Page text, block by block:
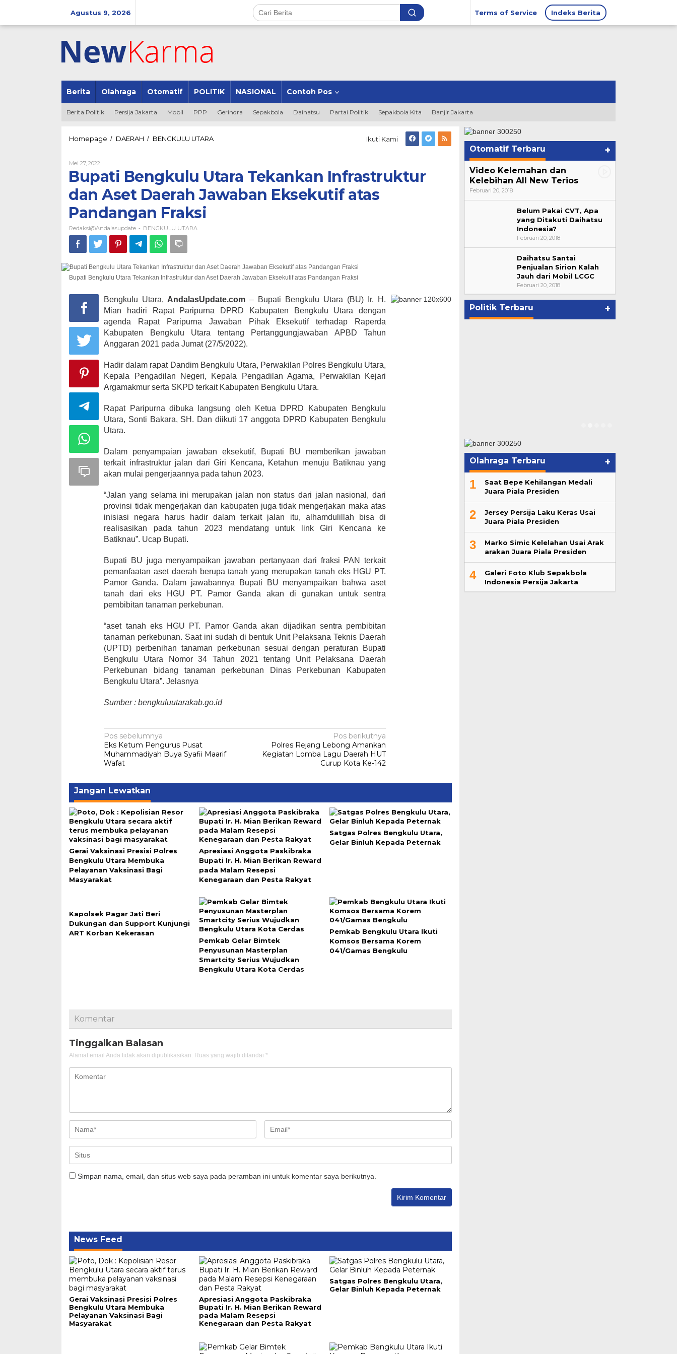
Agustus 9, 2026 Terms of Service Indeks Berita
Berita Olahraga Otomatif POLITIK NASIONAL Contoh Pos
Berita Politik Persija Jakarta Mobil PPP Gerindra Sepakbola Daihatsu Partai Politik Sepakbola Kita Banjir Jakarta
Homepage / DAERAH / BENGKULU UTARABupati
Infrastruktur
dan
Aset
Daerah
Ikuti Kami
Mei 27, 2022
Redaksi@andalasupdate
Bupati Bengkulu Utara Tekankan Infrastruktur
dan Aset Daerah Jawaban Eksekutif atas
Pandangan Fraksi
Redaksi@andalasupdate - BENGKULU UTARA
Bupati Bengkulu Utara Tekankan Infrastruktur dan Aset Daerah Jawaban Eksekutif atas Pandangan Fraksi
Bengkulu Utara, AndalasUpdate.com – Bupati Bengkulu Utara (BU) Ir. H.
Mian hadiri Rapat Paripurna DPRD Kabupaten Bengkulu Utara dengan
agenda Rapat Paripurna Jawaban Pihak Eksekutif terhadap Raperda
Kabupaten Bengkulu Utara tentang Pertanggungjawaban APBD Tahun
Anggaran 2021 pada Jumat (27/5/2022).
Hadir dalam rapat Dandim Bengkulu Utara, Perwakilan Polres Bengkulu Utara,
Kepala Pengadilan Negeri, Kepala Pengadilan Agama, Perwakilan Kejari
Argamakmur serta SKPD terkait Kabupaten Bengkulu Utara.
Rapat Paripurna dibuka langsung oleh Ketua DPRD Kabupaten Bengkulu
Utara, Sonti Bakara, SH. Dan diikuti 17 anggota DPRD Kabupaten Bengkulu
Utara.
Dalam penyampaian jawaban eksekutif, Bupati BU memberikan jawaban
terkait infrastruktur jalan dari Giri Kencana, Ketahun menuju Batiknau yang
akan mulai pengerjaannya pada tahun 2023.
“Jalan yang selama ini merupakan jalan non status dari jalan nasional, dari
provinsi tidak mengerjakan dan kabupaten juga tidak mengerjakan maka atas
inisiasi negara harus hadir dalam terkait jalan itu, alhamdulillah bisa di
realisasikan pada tahun 2023 mendatang untuk link Giri Kencana ke
Batiknau”. Ucap Bupati.
Bupati BU juga menyampaikan jawaban pertanyaan dari fraksi PAN terkait
pemanfaatan aset daerah berupa tanah yang merupakan tanah eks HGU PT.
Pamor Ganda. Dalam jawabannya Bupati BU menyampaikan bahwa aset
tanah dari eks HGU PT. Pamor Ganda akan di gunakan untuk sentra
pembibitan tanaman perkebunan.
“aset tanah eks HGU PT. Pamor Ganda akan dijadikan sentra pembibitan
tanaman perkebunan. Saat ini sudah di bentuk Unit Pelaksana Teknis Daerah
(UPTD) perbenihan tanaman perkebunan sesuai dengan peraturan Bupati
Bengkulu Utara Nomor 34 Tahun 2021 tentang Unit Pelaksana Daerah
Perkebunan bidang tanaman perkebunan Dinas Perkebunan Kabupaten
Bengkulu Utara”. Jelasnya
Sumber : bengkuluutarakab.go.id
Navigasi
pos
Pos sebelumnya
Eks Ketum Pengurus Pusat
Muhammadiyah Buya Syafii Maarif
Wafat
Pos berikutnya
Polres Rejang Lebong Amankan
Kegiatan Lomba Lagu Daerah HUT
Curup Kota Ke-142
Jangan Lewatkan
Gerai Vaksinasi Presisi Polres
Bengkulu Utara Membuka
Pelayanan Vaksinasi Bagi
Masyarakat
Apresiasi Anggota Paskibraka
Bupati Ir. H. Mian Berikan Reward
pada Malam Resepsi
Kenegaraan dan Pesta Rakyat
Satgas Polres Bengkulu Utara,
Gelar Binluh Kepada Peternak
Kapolsek Pagar Jati Beri
Dukungan dan Support Kunjungi
ART Korban Kekerasan
Pemkab Gelar Bimtek
Penyusunan Masterplan
Smartcity Serius Wujudkan
Bengkulu Utara Kota Cerdas
Pemkab Bengkulu Utara Ikuti
Komsos Bersama Korem
041/Gamas Bengkulu
Komentar
Tinggalkan Balasan
Alamat email Anda tidak akan dipublikasikan. Ruas yang wajib ditandai *
Simpan nama, email, dan situs web saya pada peramban ini untuk komentar saya berikutnya.
News Feed
Gerai Vaksinasi Presisi Polres
Bengkulu Utara Membuka
Pelayanan Vaksinasi Bagi
Masyarakat
Apresiasi Anggota Paskibraka
Bupati Ir. H. Mian Berikan Reward
pada Malam Resepsi
Kenegaraan dan Pesta Rakyat
Satgas Polres Bengkulu Utara,
Gelar Binluh Kepada Peternak
Otomatif Terbaru +
Video Kelemahan dan
Kelebihan All New Terios
Februari 20, 2018
Belum Pakai CVT, Apa
yang Ditakuti Daihatsu
Indonesia?
Februari 20, 2018
Daihatsu Santai
Penjualan Sirion Kalah
Jauh dari Mobil LCGC
Februari 20, 2018
Politik Terbaru +
Kampanye, Helmi Hasan Di
Kabupaten Kaur Janjikan Satu
Di KOMINFO KOTA BENGKULU,
November 1, 2020
393 Peserta MTQ ke-XXXV Siap
Tempur Rebut Juara Dibuka
Gubernur Rohidin
Di ADVERTORIAL, POLITIK
Bupati Ahmad Hijazi, Hadiri
Paripurna Hasil Penetapan
Paslon Bupati dan Wabup Te…
LEBONG
Januari 29, 2021
Olahraga Terbaru +
1
Saat Bepe Kehilangan Medali
Juara Piala Presiden
2
Jersey Persija Laku Keras Usai
Juara Piala Presiden
3
Marko Simic Kelelahan Usai Arak
arakan Juara Piala Presiden
4
Galeri Foto Klub Sepakbola
Indonesia Persija Jakarta